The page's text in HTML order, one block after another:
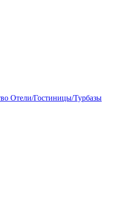
Отели/Гостиницы/Турбазы